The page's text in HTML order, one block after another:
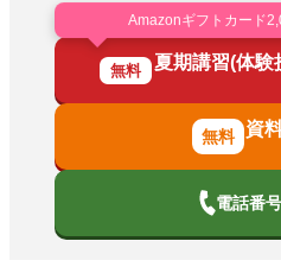
Amazonギフトカード
無料 夏期講習(体験
資
電話番